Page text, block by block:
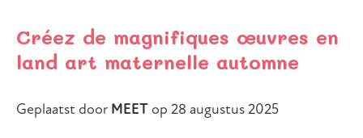
Créez de magnifiques œuvres en
land art maternelle automne
Geplaatst door MEET op 28 augustus 2025